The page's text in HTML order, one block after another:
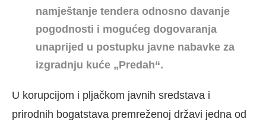
namještanje tendera odnosno davanje
pogodnosti i mogućeg dogovaranja
unaprijed u postupku javne nabavke za
izgradnju kuće „Predah“.
U korupcijom i pljačkom javnih sredstava i
prirodnih bogatstava premreženoj državi jedna od